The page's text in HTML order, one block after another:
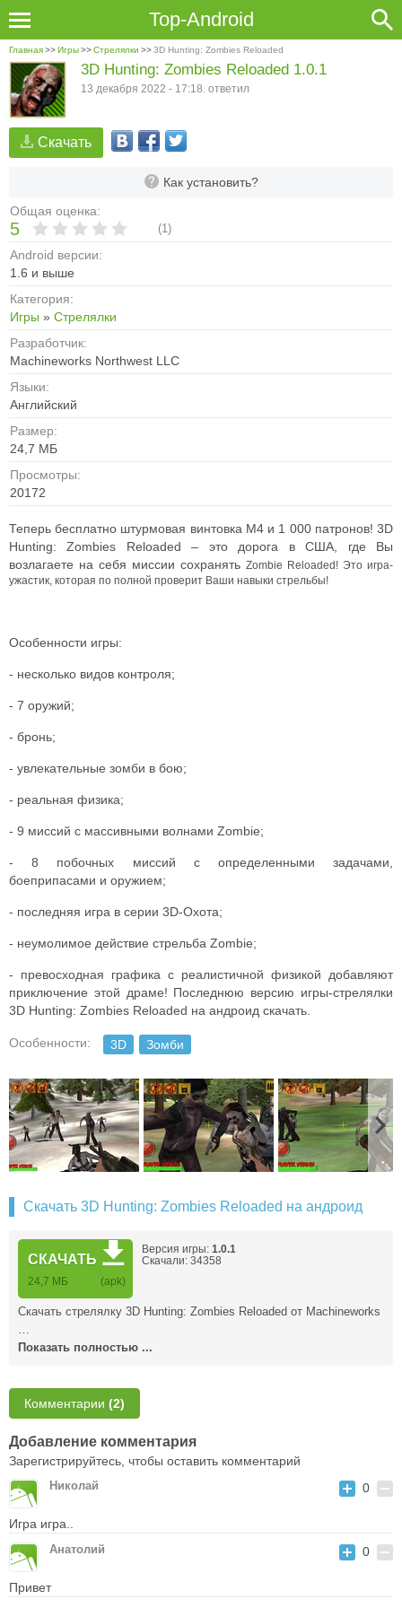
Top-Android
Главная>>Игры>>Стрелялки >>3D Hunting: Zombies Reloaded
Скачать
Как установить?
Общая оценка:
5 (1)
Android версии:
1.6 и выше
Категория:
Игры » Стрелялки
Разработчик:
Machineworks Northwest LLC
Языки:
Английский
Размер:
24,7 MБ
Просмотры:
20172
3D Hunting: Zombies Reloaded 1.0.1
13 декабря 2022 - 17:18. ответил
Теперь бесплатно штурмовая винтовка M4 и 1 000 патронов! 3D
Hunting: Zombies Reloaded – это дорога в США, где Вы
возлагаете на себя миссии сохранять Zombie Reloaded! Это игра-
ужастик, которая по полной проверит Ваши навыки стрельбы!
Особенности игры:
- несколько видов контроля;
- 7 оружий;
- бронь;
- увлекательные зомби в бою;
- реальная физика;
- 9 миссий с массивными волнами Zombie;
- 8 побочных миссий с определенными задачами,
боеприпасами и оружием;
- последняя игра в серии 3D-Охота;
- неумолимое действие стрельба Zombie;
- превосходная графика с реалистичной физикой добавляют
приключение этой драме! Последнюю версию игры-стрелялки
3D Hunting: Zombies Reloaded на андроид скачать.
Особенности: 3D Зомби
Скачать 3D Hunting: Zombies Reloaded на андроид
СКАЧАТЬ
24,7 MБ (apk)
Версия игры: 1.0.1
Скачали: 34358
Скачать стрелялку 3D Hunting: Zombies Reloaded от Machineworks
…
Показать полностью ...
Комментарии (2)
Добавление комментария
Зарегистрируйтесь, чтобы оставить комментарий
Николай 0
Игра игра..
Анатолий 0
Привет